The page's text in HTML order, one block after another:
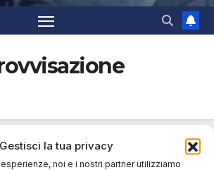
Gestisci la tua privacy
noi e i nostri partner utilizziamo